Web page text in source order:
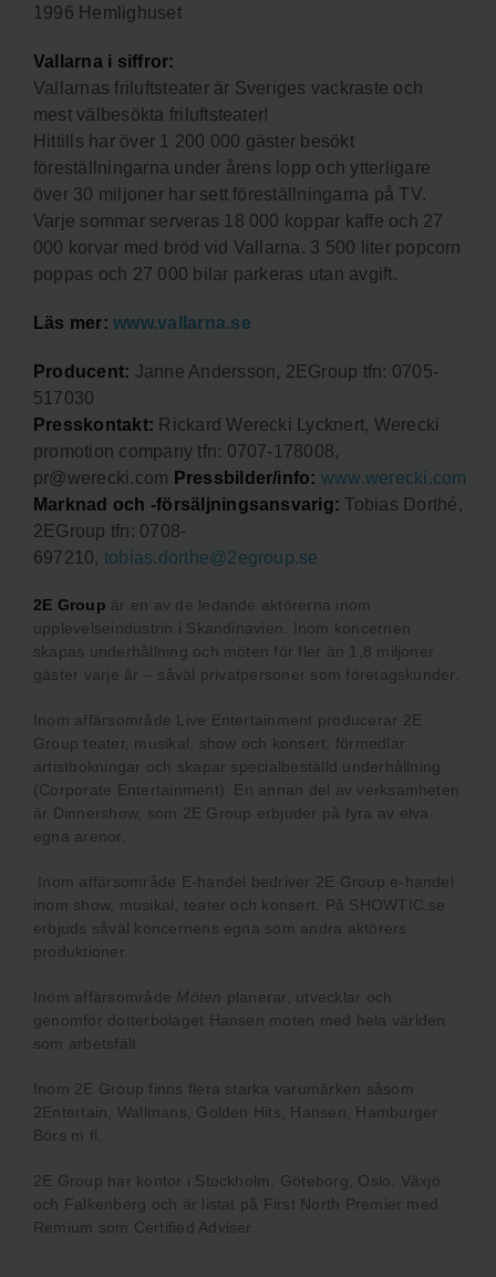
1996 Hemlighuset
Vallarna i siffror:
Vallarnas friluftsteater är Sveriges vackraste och
mest välbesökta friluftsteater!
Hittills har över 1 200 000 gäster besökt
föreställningarna under årens lopp och ytterligare
över 30 miljoner har sett föreställningarna på TV.
Varje sommar serveras 18 000 koppar kaffe och 27
000 korvar med bröd vid Vallarna. 3 500 liter popcorn
poppas och 27 000 bilar parkeras utan avgift.
Läs mer:www.vallarna.se
Producent: Janne Andersson, 2EGroup tfn: 0705-
517030
Presskontakt: Rickard Werecki Lycknert, Werecki
promotion company tfn: 0707-178008,
pr@werecki.com Pressbilder/info: www.werecki.com
Marknad och -försäljningsansvarig: Tobias Dorthé,
2EGroup tfn: 0708-
697210, tobias.dorthe@2egroup.se
2E Group är en av de ledande aktörerna inom
upplevelseindustrin i Skandinavien. Inom koncernen
skapas underhållning och möten för fler än 1,8 miljoner
gäster varje år – såväl privatpersoner som företagskunder.
Inom affärsområde Live Entertainment producerar 2E
Group teater, musikal, show och konsert, förmedlar
artistbokningar och skapar specialbeställd underhållning
(Corporate Entertainment). En annan del av verksamheten
är Dinnershow, som 2E Group erbjuder på fyra av elva
egna arenor.
Inom affärsområde E-handel bedriver 2E Group e-handel
inom show, musikal, teater och konsert. På SHOWTIC.se
erbjuds såväl koncernens egna som andra aktörers
produktioner.
Inom affärsområde Möten planerar, utvecklar och
genomför dotterbolaget Hansen möten med hela världen
som arbetsfält.
Inom 2E Group finns flera starka varumärken såsom
2Entertain, Wallmans, Golden Hits, Hansen, Hamburger
Börs m fl.
2E Group har kontor i Stockholm, Göteborg, Oslo, Växjö
och Falkenberg och är listat på First North Premier med
Remium som Certified Adviser.